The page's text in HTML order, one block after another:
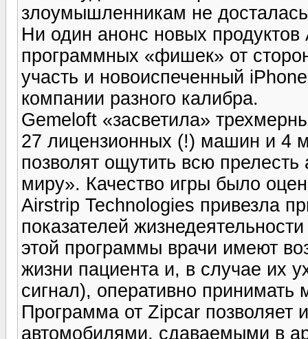
злоумышленникам не
Ни один анонс новых продуктов
программных «фишек» от
участь и новоиспеченный
компании разного калибра.
Gemeloft «засветила»
27 лицензионных (!) машин и 4
позволят ощутить всю
миру». Качество игры было
Airstrip Technologies привезла
показателей
этой программы врачи имеют
жизни пациента и, в случае их
сигнал), оперативно
Программа от Zipcar позволяет
автомобилями, сдаваемыми в